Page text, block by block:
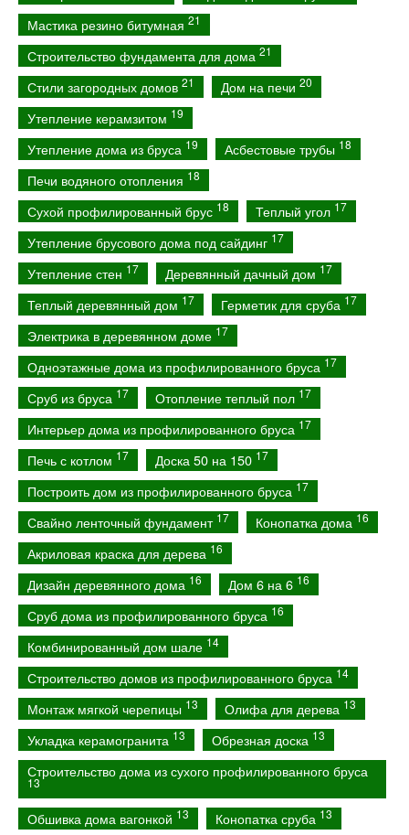
Мастика резино битумная 21
Строительство фундамента для дома 21
Стили загородных домов 21 Дом на печи 20
Утепление керамзитом 19
Утепление дома из бруса 19 Асбестовые трубы 18
Печи водяного отопления 18
Сухой профилированный брус 18 Теплый угол 17
Утепление брусового дома под сайдинг 17
Утепление стен 17 Деревянный дачный дом 17
Теплый деревянный дом 17 Герметик для сруба 17
Электрика в деревянном доме 17
Одноэтажные дома из профилированного бруса 17
Сруб из бруса 17 Отопление теплый пол 17
Интерьер дома из профилированного бруса 17
Печь с котлом 17 Доска 50 на 150 17
Построить дом из профилированного бруса 17
Свайно ленточный фундамент 17 Конопатка дома 16
Акриловая краска для дерева 16
Дизайн деревянного дома 16 Дом 6 на 6 16
Сруб дома из профилированного бруса 16
Комбинированный дом шале 14
Строительство домов из профилированного бруса 14
Монтаж мягкой черепицы 13 Олифа для дерева 13
Укладка керамогранита 13 Обрезная доска 13
Строительство дома из сухого профилированного бруса
13
Обшивка дома вагонкой 13 Конопатка сруба 13